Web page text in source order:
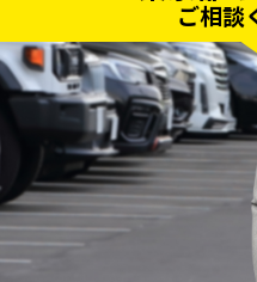
電話か出張か、高い方の査定を提
だから高価買取!
ご相談
20秒で
無料で
ご依頼いただいたお